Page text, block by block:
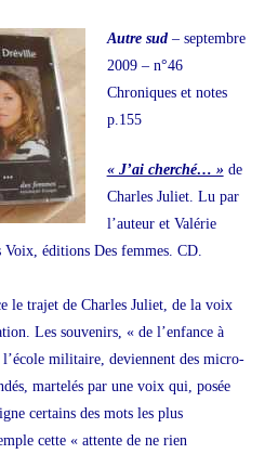
Autre sud– septembre
2009 – n°46
Chroniques et notes
p.155
« J’ai cherché… » de
Charles Juliet. Lu par
l’auteur et Valérie
éditions Des femmes. CD.
le trajet de Charles Juliet, de la voix
Les souvenirs, « de l’enfance à
l’école militaire, deviennent des micro-
martelés par une voix qui, posée
certains des mots les plus
cette « attente de ne rien